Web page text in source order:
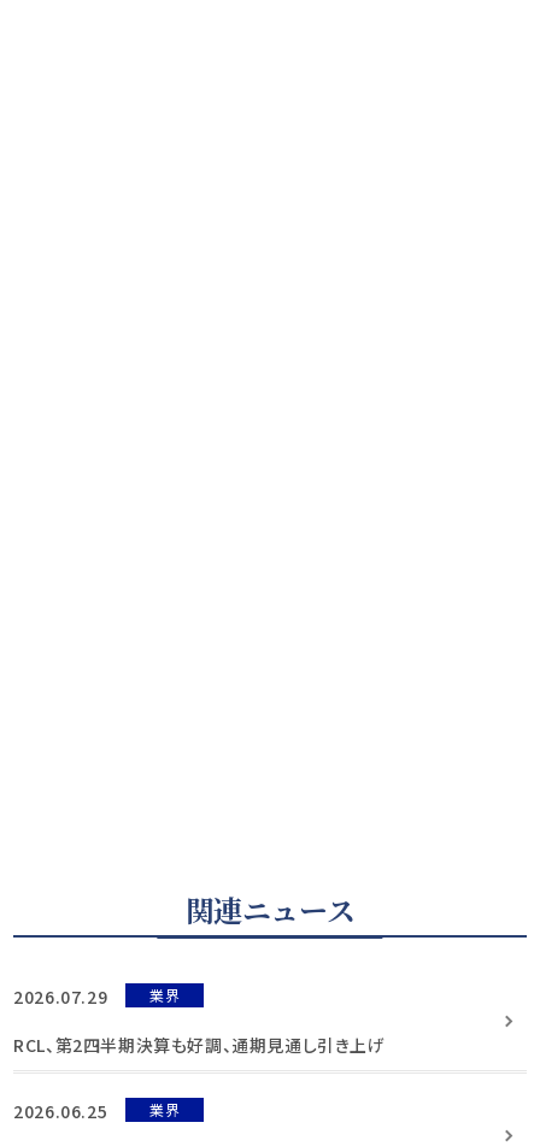
関連ニュース
2026.07.29 業界
RCL、第2四半期決算も好調、通期見通し引き上げ
2026.06.25 業界